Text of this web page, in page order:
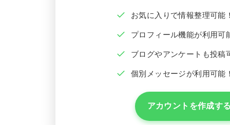
お気に入りで情報整理可能
プロフィール機能が利用可
ブログやアンケートも投稿
個別メッセージが利用可能
アカウントを作成す